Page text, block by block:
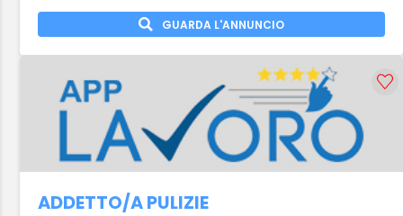
GUARDA L'ANNUNCIO
ADDETTO/A PULIZIE